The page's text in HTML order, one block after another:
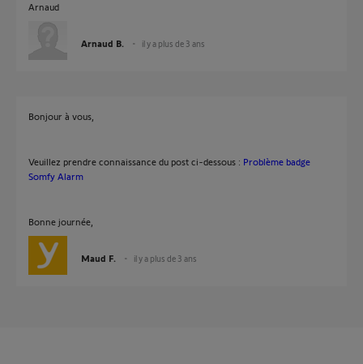
Arnaud
Arnaud B. il y a plus de 3 ans
Bonjour à vous,
Veuillez prendre connaissance du post ci-dessous : Problème badge
Somfy Alarm
Bonne journée,
Maud F. il y a plus de 3 ans